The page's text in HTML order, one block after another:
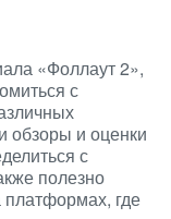
«Фоллаут 2»,
с
обзоры и оценки
с
полезно
платформах, где